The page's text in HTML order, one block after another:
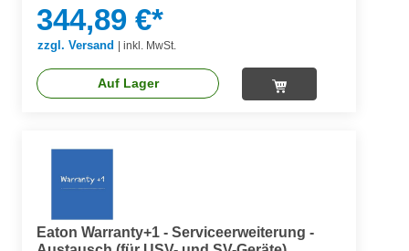
344,89 €*
zzgl. Versand inkl. MwSt.
Auf Lager
Eaton Warranty+1 - Serviceerweiterung -